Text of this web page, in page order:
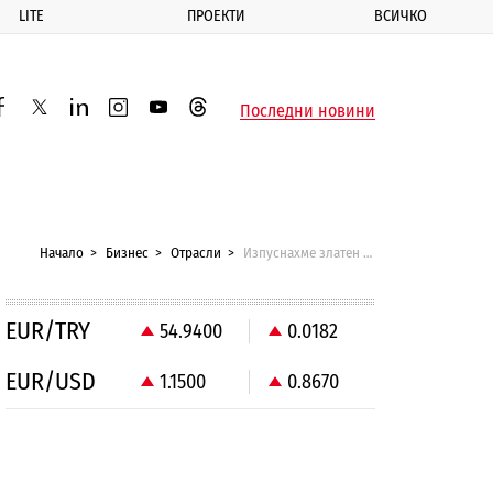
LITE ПРОЕКТИ ВСИЧКО
twitterlinkedininstagram
youtubethreadsПоследни новини
Начало Бизнес Отрасли Изпуснахме златен шанс за икономиката на България
EUR/TRY 54.9400 0.0182
EUR/USD 1.1500 0.8670